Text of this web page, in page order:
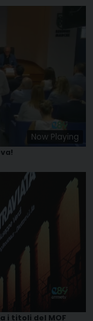
Now Playing
i titoli del MOF